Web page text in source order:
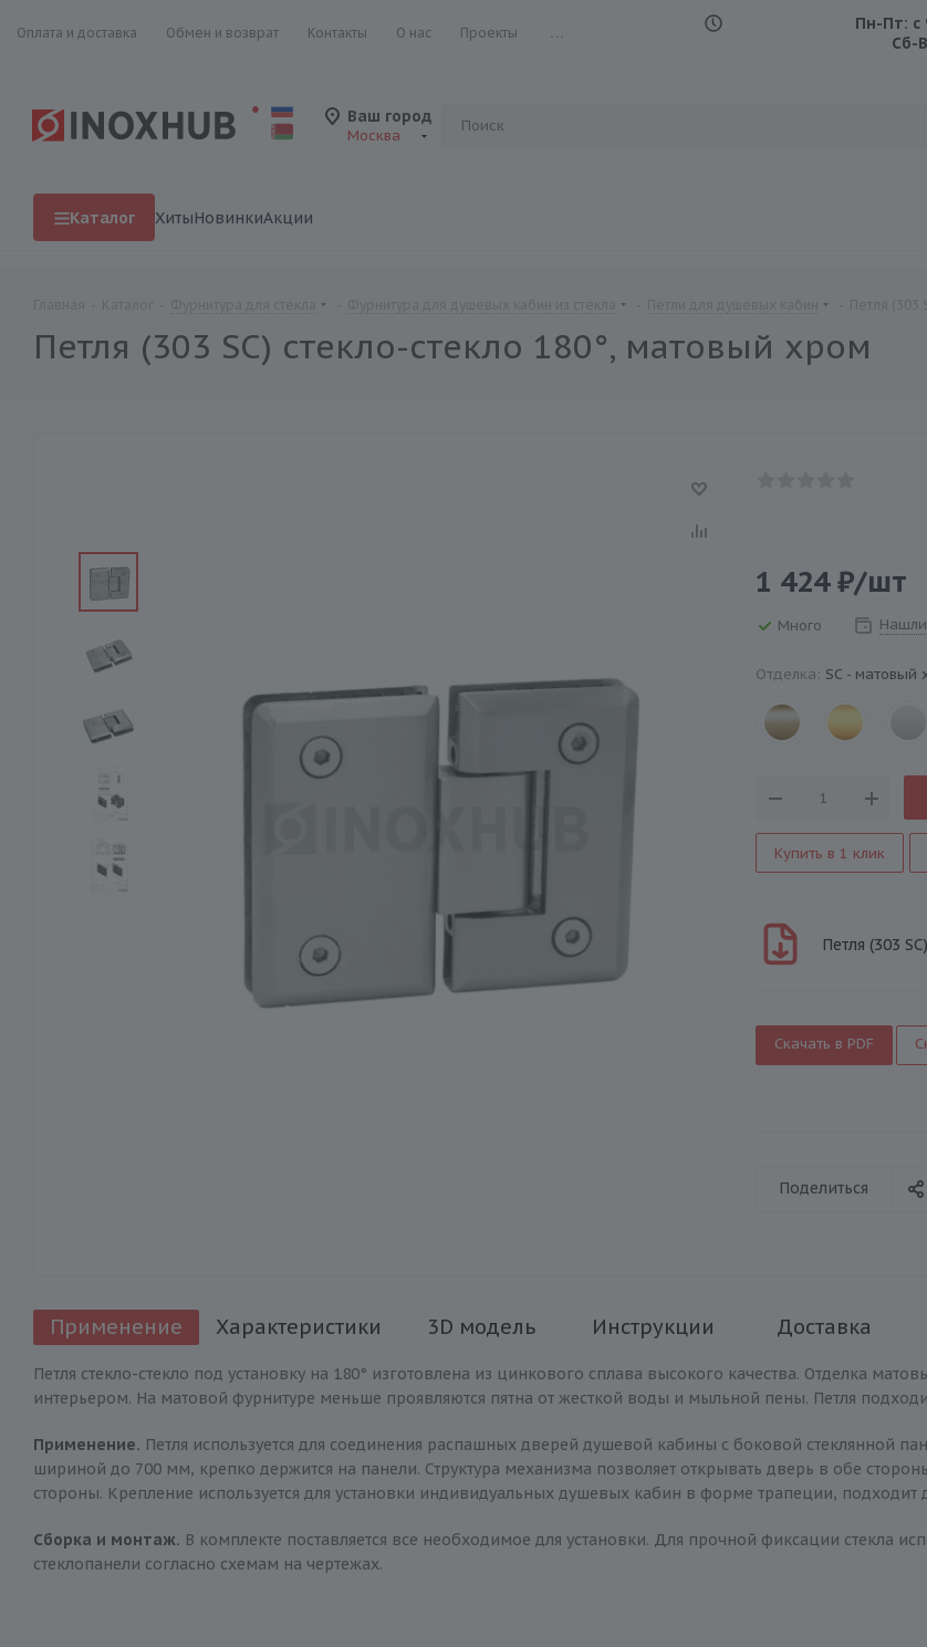
Оплата и доставка Обмен и возврат Контакты О нас Проекты ...
Пн-Пт: с
Сб-
Ваш город
Москва
Каталог ХитыНовинкиАкции
Петля (303 SC) стекло-стекло 180°, матовый хром
1 424₽/шт
Много
Отделка: SC - матовый
Купить в 1 клик
Петля (303
Скачать в PDF
Поделиться
Применение Характеристики 3D модель Инструкции Доставка
Петля стекло-стекло под установку на 180° изготовлена из цинкового сплава высокого качества. Отделка
интерьером. На матовой фурнитуре меньше проявляются пятна от жесткой воды и мыльной пены. Петля
Применение. Петля используется для соединения распашных дверей душевой кабины с боковой стеклянной
шириной до 700 мм, крепко держится на панели. Структура механизма позволяет открывать дверь в обе
стороны. Крепление используется для установки индивидуальных душевых кабин в форме трапеции,
Сборка и монтаж. В комплекте поставляется все необходимое для установки. Для прочной фиксации стекла
стеклопанели согласно схемам на чертежах.